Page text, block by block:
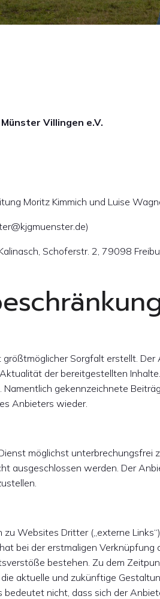
Villingen e.V.
Moritz Kimmich und Luise
Schoferstr. 2, 79098
Sorgfalt erstellt.
der bereitgestellten
gekennzeichnete
Anbieters wieder.
möglichst unterbrechungsfrei
ausgeschlossen werden. Der
Websites Dritter („externe
bei der erstmaligen Verknüpfung
bestehen. Zu dem
aktuelle und zukünftige
bedeutet nicht, dass sich der